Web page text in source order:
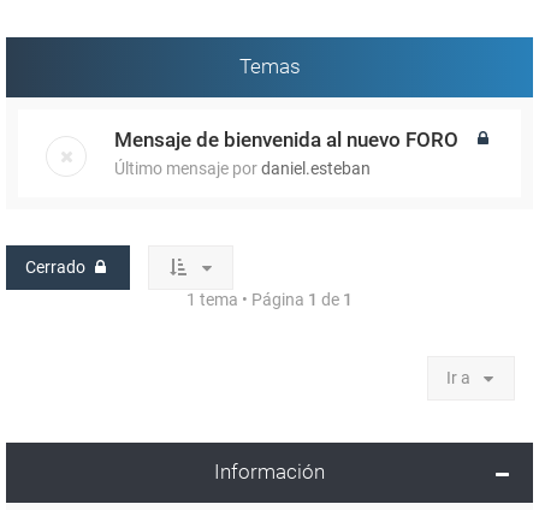
Temas
Mensaje de bienvenida al nuevo FORO
Último mensaje pordaniel.esteban
Cerrado
1 tema • Página 1 de 1
Ir a
Información